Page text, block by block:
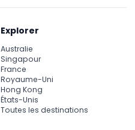
Explorer
Australie
Singapour
France
Royaume-Uni
Hong Kong
États-Unis
Toutes les destinations